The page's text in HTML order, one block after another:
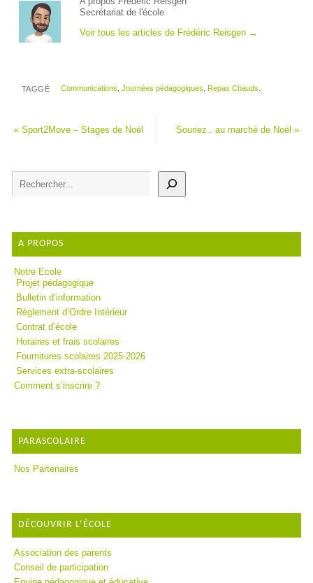
Secrétariat de l'école
Voir tous les articles de Frédéric Reisgen →
TAGGÉ Communications,Journées pédagogiques, Repas Chauds.
«Sport2Move – Stages de Noël Souriez.. au marché de Noël»
A PROPOS
Notre Ecole
Projet pédagogique
Bulletin d’information
Règlement d’Ordre Intérieur
Contrat d’école
Horaires et frais scolaires
Fournitures scolaires 2025-2026
Services extra-scolaires
Comment s’inscrire ?
PARASCOLAIRE
Nos Partenaires
DÉCOUVRIR L’ÉCOLE
Association des parents
Conseil de participation